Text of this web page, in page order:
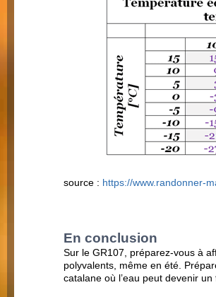
source : https://www.randonner-
En conclusion
Sur le GR107, préparez-vous à
polyvalents, même en été.
catalane où l’eau peut devenir